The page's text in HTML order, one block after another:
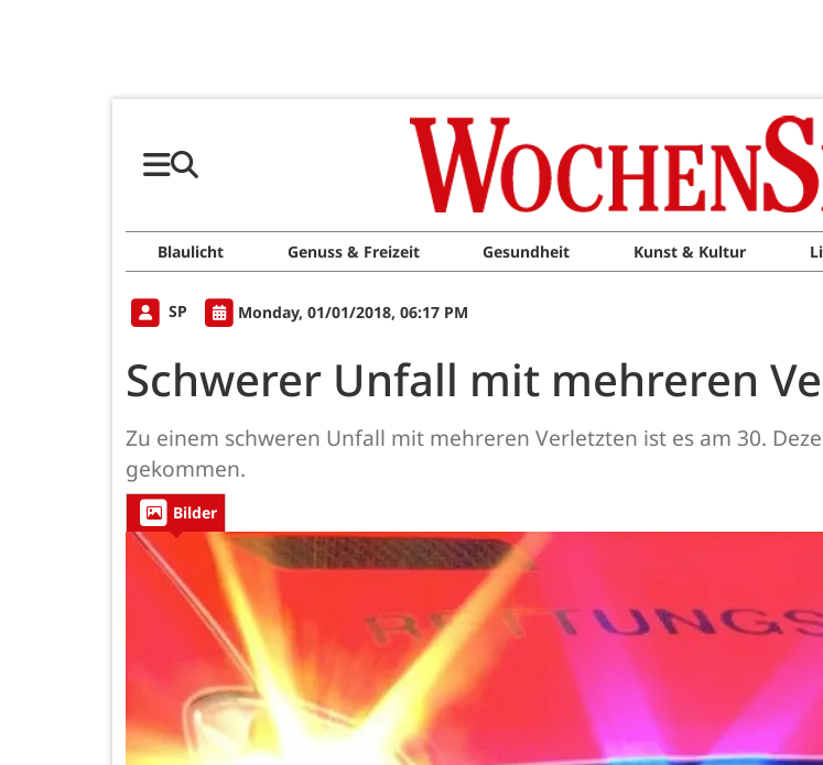
Blaulicht Genuss & Freizeit Gesundheit Kunst & Kultur
SP Monday, 01/01/2018, 06:17 PM
Schwerer Unfall mit mehreren
Zu einem schweren Unfall mit mehreren Verletzten ist es am 30.
gekommen.
Bilder